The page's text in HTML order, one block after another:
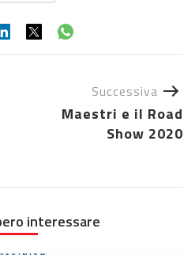
Successiva
Maestri e il Road
Show 2020
interessare